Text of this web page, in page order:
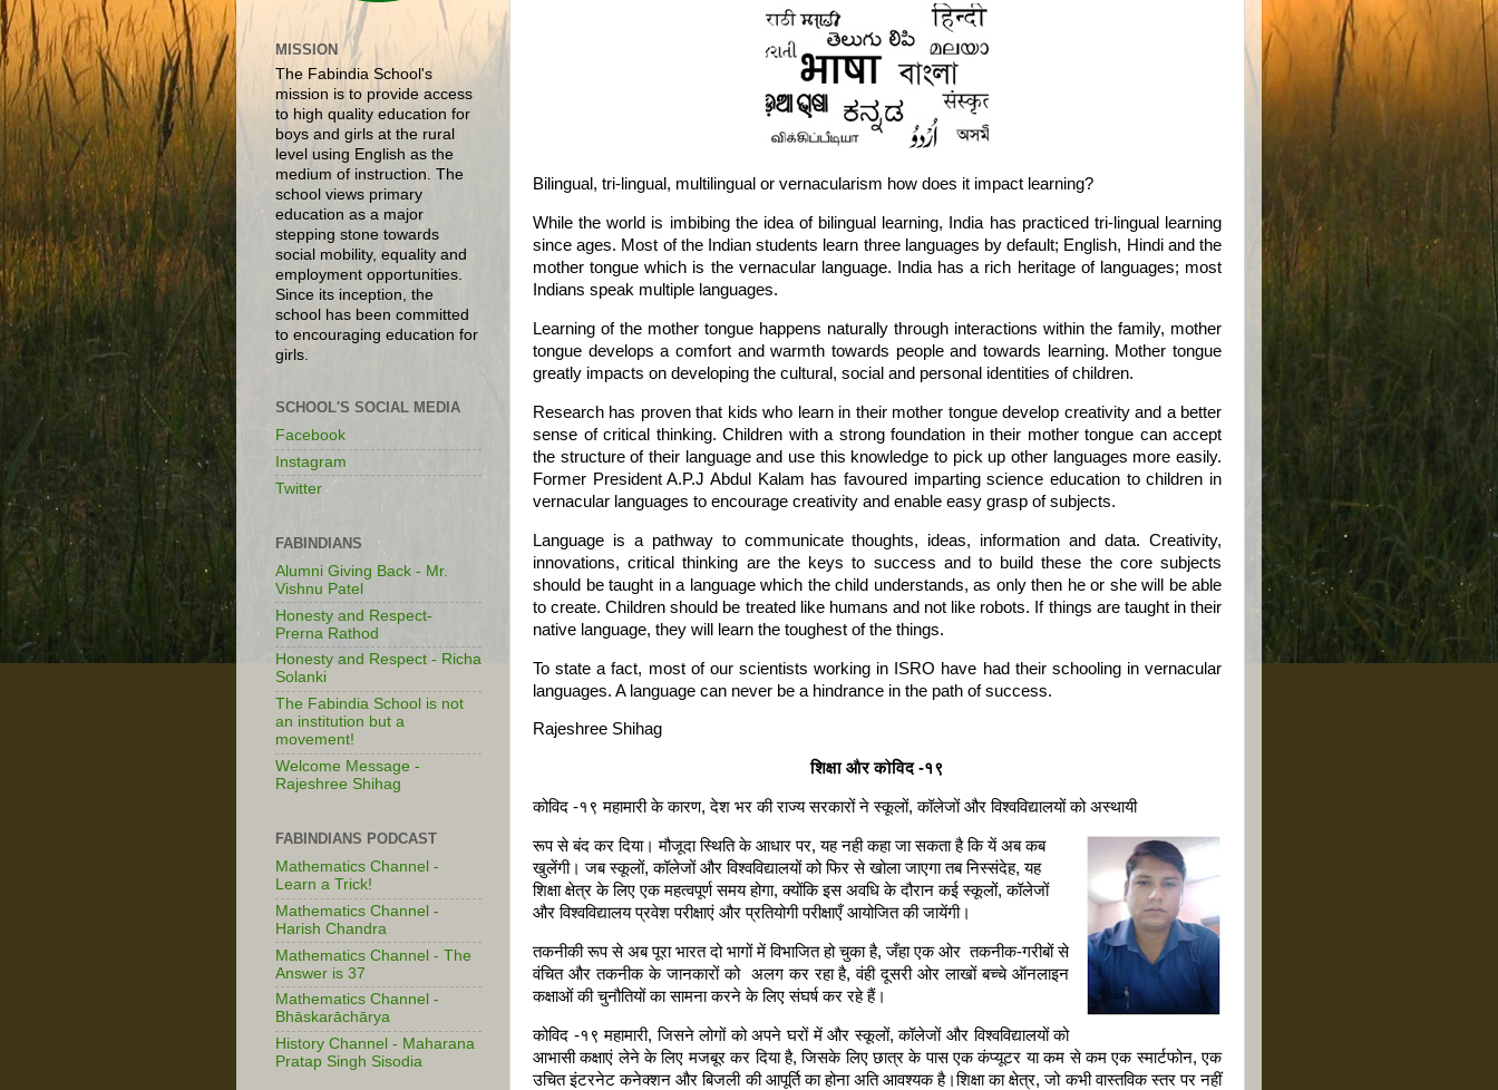
Bilingual, tri-lingual, multilingual or vernacularism how does it impact learning?
While the world is imbibing the idea of bilingual learning, India has practiced tri-lingual learning
since ages. Most of the Indian students learn three languages by default; English, Hindi and the
mother tongue which is the vernacular language. India has a rich heritage of languages; most
Indians speak multiple languages.
Learning of the mother tongue happens naturally through interactions within the family, mother
tongue develops a comfort and warmth towards people and towards learning. Mother tongue
greatly impacts on developing the cultural, social and personal identities of children.
Research has proven that kids who learn in their mother tongue develop creativity and a better
sense of critical thinking. Children with a strong foundation in their mother tongue can accept
the structure of their language and use this knowledge to pick up other languages more easily.
Former President A.P.J Abdul Kalam has favoured imparting science education to children in
vernacular languages to encourage creativity and enable easy grasp of subjects.
Language is a pathway to communicate thoughts, ideas, information and data. Creativity,
innovations, critical thinking are the keys to success and to build these the core subjects
should be taught in a language which the child understands, as only then he or she will be able
to create. Children should be treated like humans and not like robots. If things are taught in their
native language, they will learn the toughest of the things.
To state a fact, most of our scientists working in ISRO have had their schooling in vernacular
languages. A language can never be a hindrance in the path of success.
Rajeshree Shihag
शिक्षा और कोविद -१९
कोविद -१९ महामारी के कारण, देश भर की राज्य सरकारों ने स्कूलों, कॉलेजों और विश्वविद्यालयों को अस्थायी
रूप से बंद कर दिया। मौजूदा स्थिति के आधार पर, यह नही कहा जा सकता है कि यें अब कब
खुलेंगी। जब स्कूलों, कॉलेजों और विश्वविद्यालयों को फिर से खोला जाएगा तब निस्संदेह, यह
शिक्षा क्षेत्र के लिए एक महत्वपूर्ण समय होगा, क्योंकि इस अवधि के दौरान कई स्कूलों, कॉलेजों
और विश्वविद्यालय प्रवेश परीक्षाएं और प्रतियोगी परीक्षाएँ आयोजित की जायेंगी।
तकनीकी रूप से अब पूरा भारत दो भागों में विभाजित हो चुका है, जँहा एक ओर तकनीक-गरीबों से
वंचित और तकनीक के जानकारों को अलग कर रहा है, वंही दूसरी ओर लाखों बच्चे ऑनलाइन
कक्षाओं की चुनौतियों का सामना करने के लिए संघर्ष कर रहे हैं।
कोविद -१९ महामारी, जिसने लोगों को अपने घरों में और स्कूलों, कॉलेजों और विश्वविद्यालयों को
आभासी कक्षाएं लेने के लिए मजबूर कर दिया है, जिसके लिए छात्र के पास एक कंप्यूटर या कम से कम एक स्मार्टफोन, एक
उचित इंटरनेट कनेक्शन और बिजली की आपूर्ति का होना अति आवश्यक है।शिक्षा का क्षेत्र, जो कभी वास्तविक स्तर पर नहीं
MISSION
The Fabindia School's
mission is to provide access
to high quality education for
boys and girls at the rural
level using English as the
medium of instruction. The
school views primary
education as a major
stepping stone towards
social mobility, equality and
employment opportunities.
Since its inception, the
school has been committed
to encouraging education for
girls.
SCHOOL'S SOCIAL MEDIA
Facebook
Instagram
Twitter
FABINDIANS
Alumni Giving Back - Mr.
Vishnu Patel
Honesty and Respect-
Prerna Rathod
Honesty and Respect - Richa
Solanki
The Fabindia School is not
an institution but a
movement!
Welcome Message -
Rajeshree Shihag
FABINDIANS PODCAST
Mathematics Channel -
Learn a Trick!
Mathematics Channel -
Harish Chandra
Mathematics Channel - The
Answer is 37
Mathematics Channel -
Bhāskarāchārya
History Channel - Maharana
Pratap Singh Sisodia